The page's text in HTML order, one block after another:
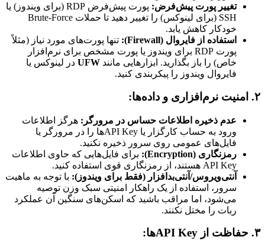
تغییر پورت پیش‌فرض:
پورت پیش‌فرض RDP (برای ویندوز) یا
SSH (برای لینوکس) را تغییر دهید تا حملات Brute-Force
خودکار کاهش یابد.
استفاده از فایروال (Firewall):
تنها پورت‌های مورد نیاز (مثلاً
پورت RDP برای ویندوز یا پورت مشخص برای نرم‌افزار
خاص) را باز بگذارید. ابزارهایی مانند UFW در لینوکس یا
فایروال ویندوز را پیکربندی کنید.
۲. امنیت نرم‌افزاری و داده‌ها:
عدم ذخیره اطلاعات حساس در مرورگر: هرگز اطلاعات
ورود به حساب کارگزار یا API Keyها را در مرورگر یا
فایل‌های عمومی روی سرور ذخیره نکنید.
رمزنگاری (Encryption):
برای فایل‌هایی که حاوی اطلاعات
API Key هستند، از رمزنگاری قوی استفاده کنید.
آنتی‌ویروس/آنتی‌بدافزار (فقط برای ویندوز): با توجه به ماهیت
سرور، استفاده از یک راهکار امنیتی سبک وزن توصیه
می‌شود، اما مراقب باشید که اسکن‌های سنگین آن عملکرد
ربات را مختل نکنند.
۳. حفاظت از API Keyها: